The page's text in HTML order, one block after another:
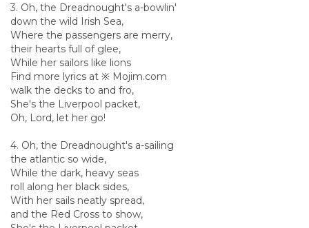
3. Oh, the Dreadnought's a-bowlin'
down the wild Irish Sea,
Where the passengers are merry,
their hearts full of glee,
While her sailors like lions
Find more lyrics at ※ Mojim.com
walk the decks to and fro,
She's the Liverpool packet,
Oh, Lord, let her go!
4. Oh, the Dreadnought's a-sailing
the atlantic so wide,
While the dark, heavy seas
roll along her black sides,
With her sails neatly spread,
and the Red Cross to show,